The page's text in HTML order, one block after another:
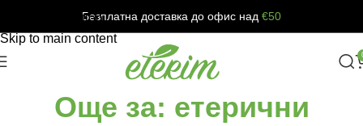
Skip to navigation
Skip to main content
Безплатна доставка до офис над €50
Още за: етерични